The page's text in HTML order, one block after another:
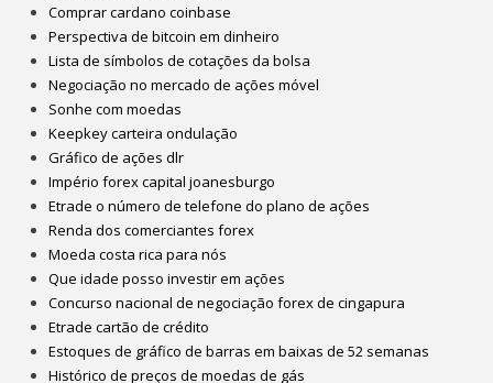
Comprar cardano coinbase
Perspectiva de bitcoin em dinheiro
Lista de símbolos de cotações da bolsa
Negociação no mercado de ações móvel
Sonhe com moedas
Keepkey carteira ondulação
Gráfico de ações dlr
Império forex capital joanesburgo
Etrade o número de telefone do plano de ações
Renda dos comerciantes forex
Moeda costa rica para nós
Que idade posso investir em ações
Concurso nacional de negociação forex de cingapura
Etrade cartão de crédito
Estoques de gráfico de barras em baixas de 52 semanas
Histórico de preços de moedas de gás